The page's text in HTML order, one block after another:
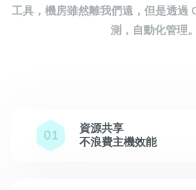
工具，機房雖然離我們遠，但是透
測，自動化管理。
01
資源共享
不浪費主機效能